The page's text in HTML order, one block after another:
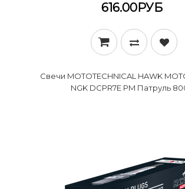
616.00РУБ
Свечи MOTOTECHNICAL HAWK
NGK DCPR7E PM Патруль 800